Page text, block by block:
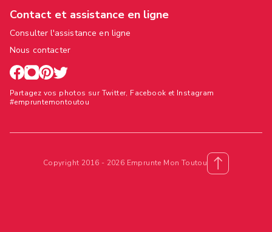
Contact et assistance en ligne
Consulter l'assistance en ligne
Nous contacter
Partagez vos photos sur Twitter, Facebook et Instagram
#empruntemontoutou
Copyright 2016 - 2026 Emprunte Mon Toutou